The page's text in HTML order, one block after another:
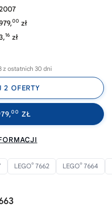
00 zł
16 zł
z ostatnich 30 dni
2 OFERTY
00 ZŁ
LEGO® 7662 LEGO® 7664